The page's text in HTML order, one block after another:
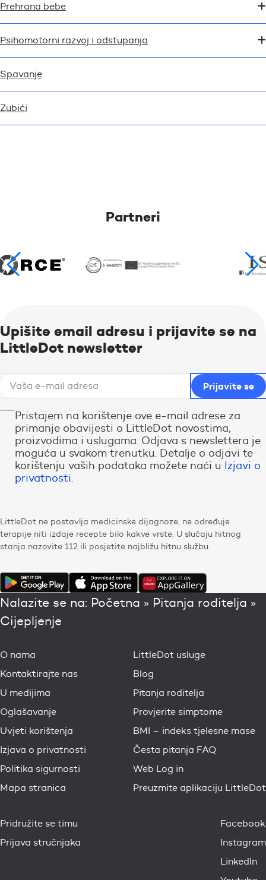
Prehrana bebe
Psihomotorni razvoj i odstupanja
Spavanje
Zubići
Partneri
Upišite email adresu i prijavite se na
LittleDot newsletter
Pristajem na korištenje ove e-mail adrese za
primanje obavijesti o LittleDot novostima,
proizvodima i uslugama. Odjava s newslettera je
moguća u svakom trenutku. Detalje o odjavi te
korištenju vaših podataka možete naći u Izjavi o
privatnosti.
LittleDot ne postavlja medicinske dijagnoze, ne određuje
terapije niti izdaje recepte bilo kakve vrste. U slučaju hitnog
stanja nazovite 112 ili posjetite najbližu hitnu službu.
Nalazite se na: Početna » Pitanja roditelja »
Cijepljenje
O nama
Kontaktirajte nas
U medijima
Oglašavanje
Uvjeti korištenja
Izjava o privatnosti
Politika sigurnosti
Mapa stranica
LittleDot usluge
Blog
Pitanja roditelja
Provjerite simptome
BMI – indeks tjelesne mase
Česta pitanja FAQ
Web Log in
Preuzmite aplikaciju LittleDot
Pridružite se timu
Prijava stručnjaka
Facebook
Instagram
LinkedIn